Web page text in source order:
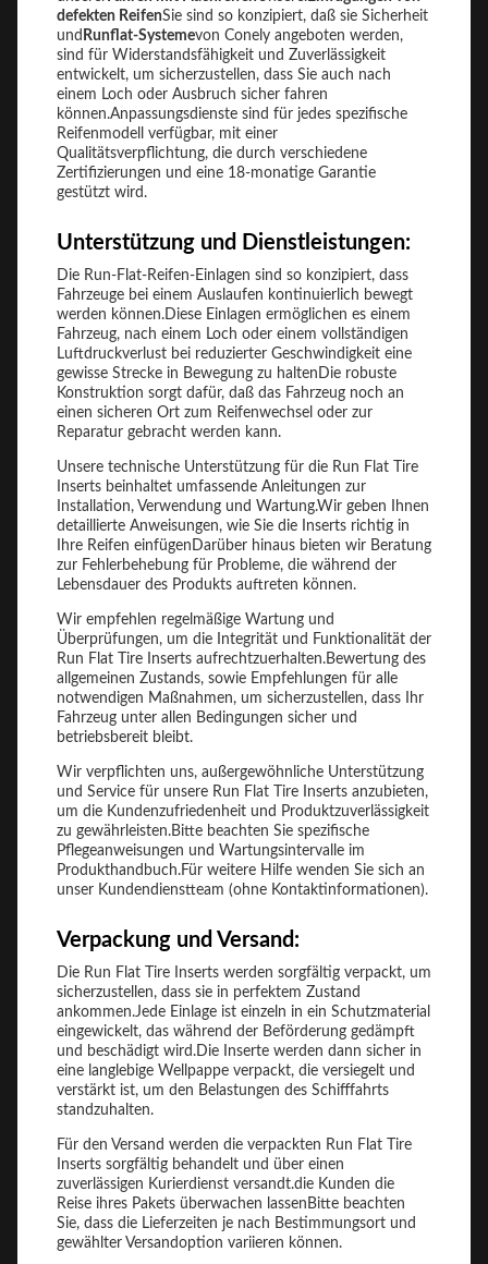
defekten ReifenSie sind so konzipiert, daß sie Sicherheit
und Runflat-Systemevon Conely angeboten werden,
sind für Widerstandsfähigkeit und Zuverlässigkeit
entwickelt, um sicherzustellen, dass Sie auch nach
einem Loch oder Ausbruch sicher fahren
können.Anpassungsdienste sind für jedes spezifische
Reifenmodell verfügbar, mit einer
Qualitätsverpflichtung, die durch verschiedene
Zertifizierungen und eine 18-monatige Garantie
gestützt wird.
Unterstützung und Dienstleistungen:
Die Run-Flat-Reifen-Einlagen sind so konzipiert, dass
Fahrzeuge bei einem Auslaufen kontinuierlich bewegt
werden können.Diese Einlagen ermöglichen es einem
Fahrzeug, nach einem Loch oder einem vollständigen
Luftdruckverlust bei reduzierter Geschwindigkeit eine
gewisse Strecke in Bewegung zu haltenDie robuste
Konstruktion sorgt dafür, daß das Fahrzeug noch an
einen sicheren Ort zum Reifenwechsel oder zur
Reparatur gebracht werden kann.
Unsere technische Unterstützung für die Run Flat Tire
Inserts beinhaltet umfassende Anleitungen zur
Installation, Verwendung und Wartung.Wir geben Ihnen
detaillierte Anweisungen, wie Sie die Inserts richtig in
Ihre Reifen einfügenDarüber hinaus bieten wir Beratung
zur Fehlerbehebung für Probleme, die während der
Lebensdauer des Produkts auftreten können.
Wir empfehlen regelmäßige Wartung und
Überprüfungen, um die Integrität und Funktionalität der
Run Flat Tire Inserts aufrechtzuerhalten.Bewertung des
allgemeinen Zustands, sowie Empfehlungen für alle
notwendigen Maßnahmen, um sicherzustellen, dass Ihr
Fahrzeug unter allen Bedingungen sicher und
betriebsbereit bleibt.
Wir verpflichten uns, außergewöhnliche Unterstützung
und Service für unsere Run Flat Tire Inserts anzubieten,
um die Kundenzufriedenheit und Produktzuverlässigkeit
zu gewährleisten.Bitte beachten Sie spezifische
Pflegeanweisungen und Wartungsintervalle im
Produkthandbuch.Für weitere Hilfe wenden Sie sich an
unser Kundendienstteam (ohne Kontaktinformationen).
Verpackung und Versand:
Die Run Flat Tire Inserts werden sorgfältig verpackt, um
sicherzustellen, dass sie in perfektem Zustand
ankommen.Jede Einlage ist einzeln in ein Schutzmaterial
eingewickelt, das während der Beförderung gedämpft
und beschädigt wird.Die Inserte werden dann sicher in
eine langlebige Wellpappe verpackt, die versiegelt und
verstärkt ist, um den Belastungen des Schifffahrts
standzuhalten.
Für den Versand werden die verpackten Run Flat Tire
Inserts sorgfältig behandelt und über einen
zuverlässigen Kurierdienst versandt.die Kunden die
Reise ihres Pakets überwachen lassenBitte beachten
Sie, dass die Lieferzeiten je nach Bestimmungsort und
gewählter Versandoption variieren können.